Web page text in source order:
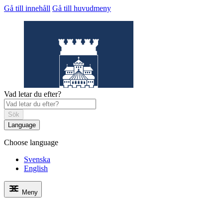
Gå till innehåll Gå till huvudmeny
Helsingborgs stadslexikon
Vad letar du efter?
Sök
Language
Choose language
Svenska
English
Meny